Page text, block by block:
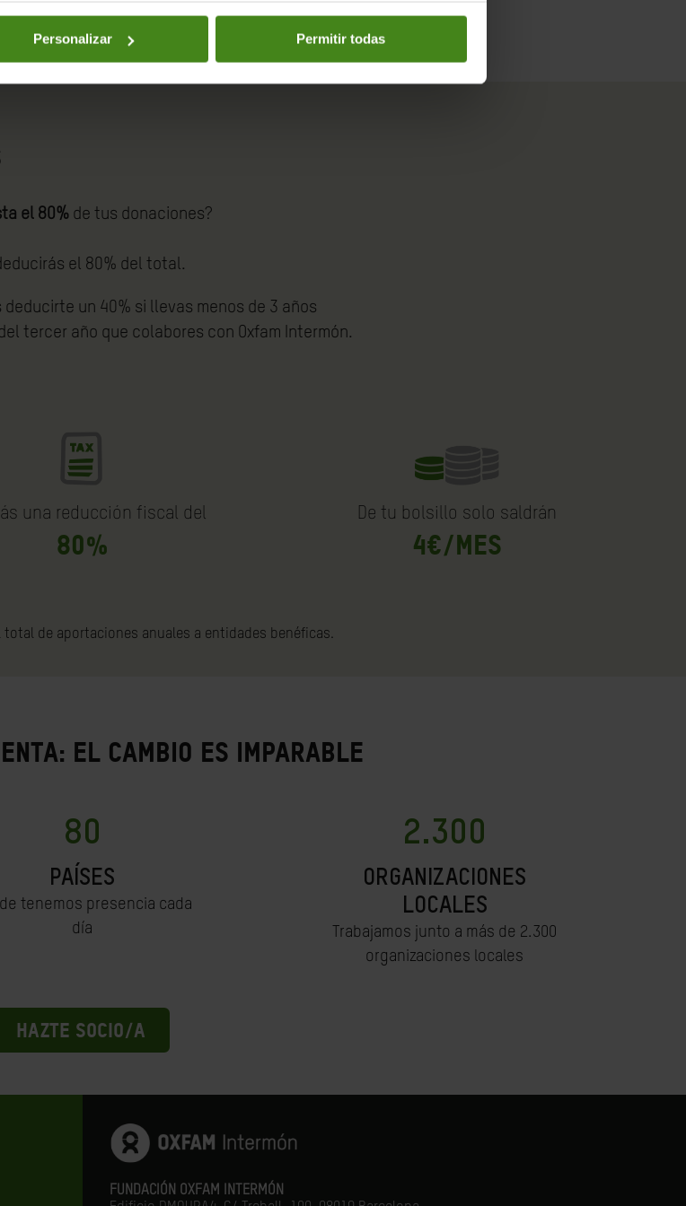
Personalizar Permitir todas
el 80% de tus donaciones?
el 80% del total.
un 40% si llevas menos de 3 años
tercer año que colabores con Oxfam Intermón.
una reducción fiscal del
80%
De tu bolsillo solo saldrán
4€/mes
total de aportaciones anuales a entidades benéficas.
el cambio es imparable
80
PAÍSES
tenemos presencia cada
día
2.300
ORGANIZACIONES
LOCALES
Trabajamos junto a más de 2.300
organizaciones locales
HAZTE SOCIO/A
FUNDACIÓN OXFAM INTERMÓN